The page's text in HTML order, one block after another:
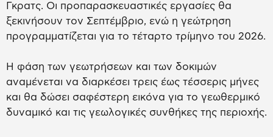
Γκρατς. Οι προπαρασκευαστικές εργασίες θα
ξεκινήσουν τον Σεπτέμβριο, ενώ η γεώτρηση
προγραμματίζεται για το τέταρτο τρίμηνο του 2026.
Η φάση των γεωτρήσεων και των δοκιμών
αναμένεται να διαρκέσει τρεις έως τέσσερις μήνες
και θα δώσει σαφέστερη εικόνα για το γεωθερμικό
δυναμικό και τις γεωλογικές συνθήκες της περιοχής.